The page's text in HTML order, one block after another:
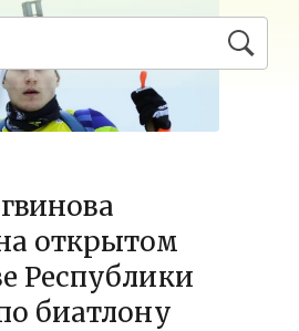
открытом
Республики
биатлону